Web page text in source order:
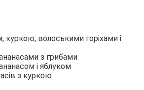
куркою, волоськими горіхами і
з грибами
і яблуком
з куркою